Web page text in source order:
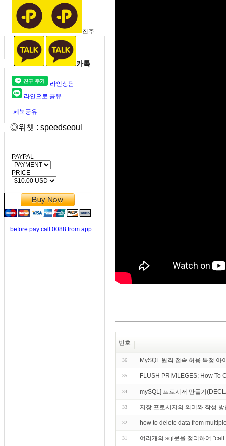
친추
카톡
라인상담
라인으로 공유
페북공유
◎위챗 : speedseoul
PAYPAL
PRICE
before pay call 0088 from app
번호
36 MySQL 원격 접속 허용 특정 아
35 FLUSH PRIVILEGES; How To
34 mySQL] 프로시저 만들기
33 저장 프로시저의 의미와 작성
32 how to delete data from
31 여러개의 sql문을 정리하여